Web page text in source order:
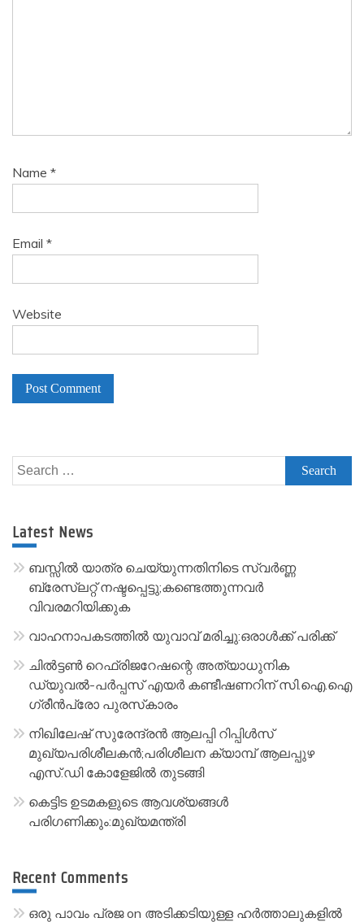
Name *
Email *
Website
l
n
a
v
:
Search
for:
Latest News
ബസ്സിൽ യാത്ര ചെയ്യുന്നതിനിടെ സ്വർണ്ണ
ബ്രേസ്‌ലറ്റ് നഷ്ടപ്പെട്ടു;കണ്ടെത്തുന്നവർ
വിവരമറിയിക്കുക
വാഹനാപകടത്തിൽ യുവാവ് മരിച്ചു:ഒരാൾക്ക് പരിക്ക്
ചിൽട്ടൺ റെഫ്രിജറേഷന്റെ അത്യാധുനിക
ഡ്യുവൽ-പർപ്പസ് എയർ കണ്ടീഷണറിന് സി.ഐ.ഐ
ഗ്രീൻപ്രോ പുരസ്‌കാരം
നിഖിലേഷ് സുരേന്ദ്രൻ ആലപ്പി റിപ്പിൾസ്
മുഖ്യപരിശീലകൻ;പരിശീലന ക്യാമ്പ് ആലപ്പുഴ
എസ്.ഡി കോളേജിൽ തുടങ്ങി
കെട്ടിട ഉടമകളുടെ ആവശ്യങ്ങൾ
പരിഗണിക്കും:മുഖ്യമന്ത്രി
Recent Comments
ഒരു പാവം പ്രജon അടിക്കടിയുള്ള ഹർത്താലുകളിൽ